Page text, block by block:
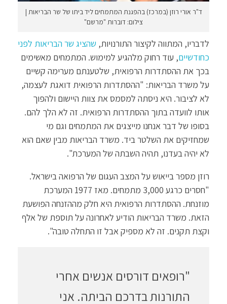
ד"ר אורי רוזן (במרכז) בהפגנת המתמחים ליד ביתו של שר הבריאות |
צילום: דוברות "מרשם"
לדבריו, המתווה לקיצור התורנויות, שהציג שר הבריאות לפני
כחודשיים, עוד רחוק מלהגיע למימוש. המתמחים מאשימים
בכך את ההסתדרות הרפואית, שלטענתם מערימה קשיים
על משרד הבריאות: "ההסתדרות הרפואית דואגת לעצמה,
לא לציבור. היא ניסתה למסמס את צוות היישום ולהפוך
אותו לוועדה בתוך ההסתדרות הרפואית. זה לא הלך להם.
בסופו של דבר אנחנו מייצגים את המתמחים וגם מי
שמחזיקים את השלטר ביד. משרד הבריאות מבין שאם הוא
לא יהיה בעדנו, תהיה השבתה של המערכת".
רוזן מספר בייאוש על המצב העגום של הרפואה בישראל.
"חסרים כרגע 3,000 מתמחים. מאז 1977 המערכת
מוזנחת. ההסתדרות הרפואית היא חלק מההזנחה הפושעת
הזאת. משרד הבריאות הודיע לאחרונה על תוספת של אלף
וקצת תקנים. זה לא מספיק אבל זו התחלה טובה".
"רופאים דורסים אנשים אחרי
התורנות בדרכם הביתה. אני